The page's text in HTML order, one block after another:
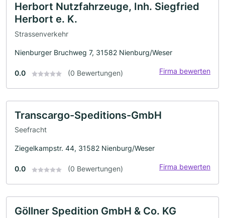
Herbort Nutzfahrzeuge, Inh. Siegfried
Herbort e. K.
Strassenverkehr
Nienburger Bruchweg 7, 31582 Nienburg/Weser
0.0 (0 Bewertungen) Firma bewerten
Transcargo-Speditions-GmbH
Seefracht
Ziegelkampstr. 44, 31582 Nienburg/Weser
0.0 (0 Bewertungen) Firma bewerten
Göllner Spedition GmbH & Co. KG